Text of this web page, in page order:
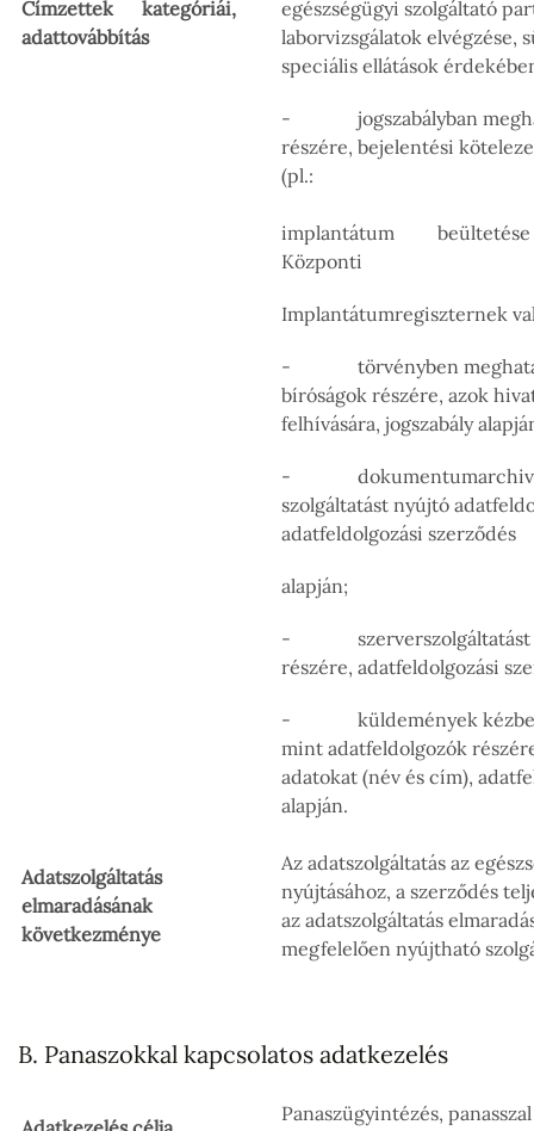
Címzettek kategóriái,
adattovábbítás
egészségügyi szolgáltató
laborvizsgálatok elvégzése,
speciális ellátások
- jogszabályban
részére, bejelentési
(pl.:
implantátum
Központi
Implantátumregiszternek
- törvényben
bíróságok részére, azok
felhívására, jogszabály
-
szolgáltatást nyújtó
adatfeldolgozási szerződés
alapján;
- szerverszolgáltatást
részére, adatfeldolgozási
- küldemények
mint adatfeldolgozók
adatokat (név és cím),
alapján.
Adatszolgáltatás
elmaradásának
következménye
Az adatszolgáltatás az
nyújtásához, a szerződés
az adatszolgáltatás
megfelelően nyújtható
B. Panaszokkal kapcsolatos adatkezelés
Panaszügyintézés,